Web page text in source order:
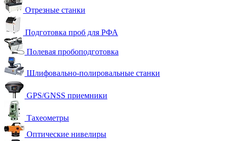
Отрезные станки
Подготовка проб для РФА
Полевая пробоподготовка
Шлифовально-полировальные станки
GPS/GNSS приемники
Тахеометры
Оптические нивелиры